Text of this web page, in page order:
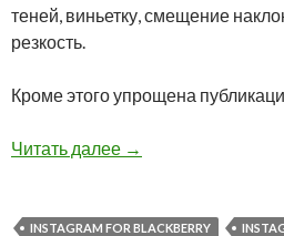
теней, виньетку, смещение
резкость.
Кроме этого упрощена
Читать далее Вышел новый
→
INSTAGRAM FOR BLACKBERRY